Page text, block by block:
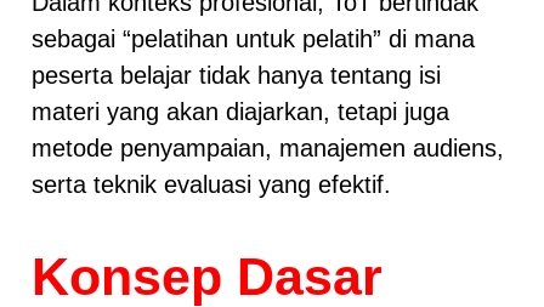
sebagai “pelatihan untuk pelatih” di mana
peserta belajar tidak hanya tentang isi
materi yang akan diajarkan, tetapi juga
metode penyampaian, manajemen audiens,
serta teknik evaluasi yang efektif.
Konsep Dasar